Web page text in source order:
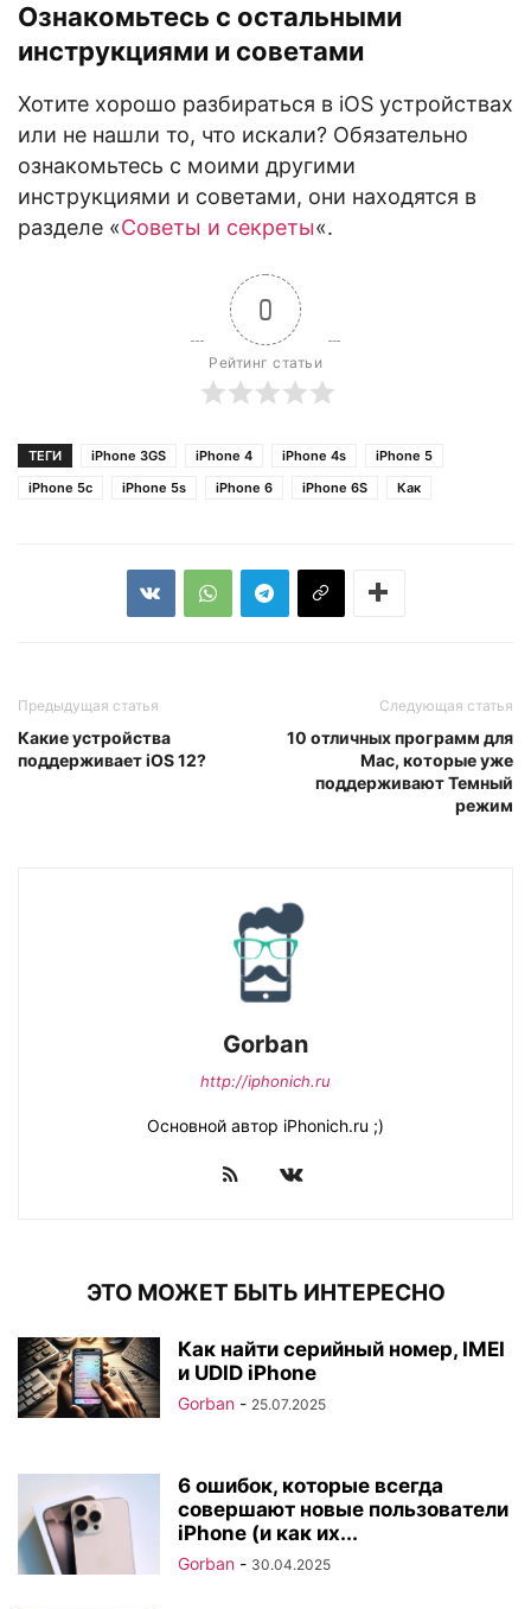
Ознакомьтесь с остальными
инструкциями и советами
Хотите хорошо разбираться в iOS устройствах
или не нашли то, что искали? Обязательно
ознакомьтесь с моими другими
инструкциями и советами, они находятся в
разделе «Советы и секреты«.
0
Рейтинг статьи
ТЕГИ iPhone 3GS iPhone 4 iPhone 4s
iPhone 5
iPhone 5c
iPhone 5s iPhone 6 iPhone 6S Как
Предыдущая статья
Какие устройства
поддерживает iOS 12?
Следующая статья
10 отличных программ для
Mac, которые уже
поддерживают Темный
режим
Gorban
http://iphonich.ru
Основной автор iPhonich.ru ;)
ЭТО МОЖЕТ БЫТЬ ИНТЕРЕСНО
Как найти серийный номер, IMEI
и UDID iPhone
Gorban - 25.07.2025
6 ошибок, которые всегда
совершают новые пользователи
iPhone (и как их...
Gorban - 30.04.2025